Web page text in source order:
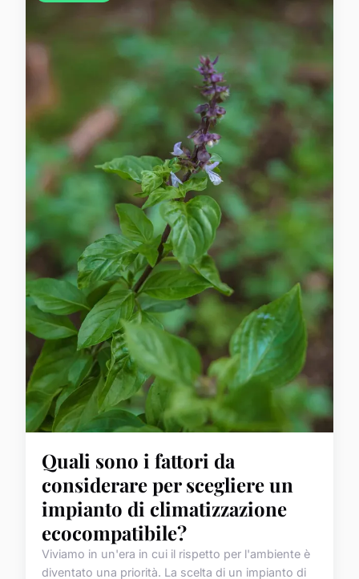
Quali sono i fattori da
considerare per scegliere un
impianto di climatizzazione
ecocompatibile?
Viviamo in un'era in cui il rispetto per l'ambiente è
diventato una priorità. La scelta di un impianto di